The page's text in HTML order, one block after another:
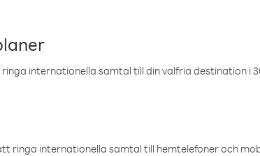
internationella samtal till din valfria destination i
ringa internationella samtal till hemtelefoner och